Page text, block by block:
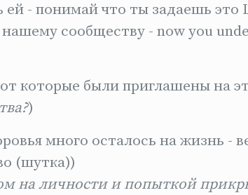
ей - понимай что ты задаешь это
сообществу - now you
которые были приглашены на
)
много осталось на жизнь -
(шутка))
на личности и попыткой